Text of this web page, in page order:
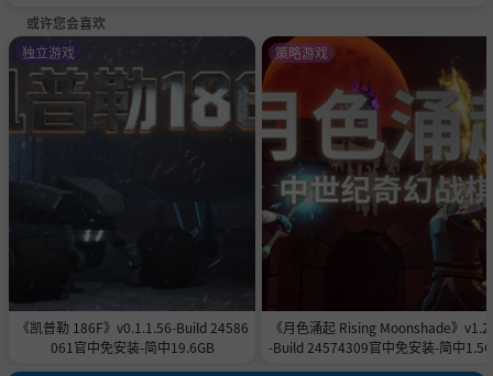
或许您会喜欢
《凯普勒 186F》v0.1.1.56-Build 24586
061官中免安装-简中19.6GB
独立游戏
《月色涌起 Rising Moonshade》
-Build 24574309官中免安装-简中
策略游戏